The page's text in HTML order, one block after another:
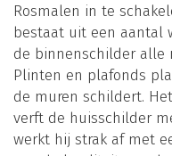
Rosmalen in te
bestaat uit een aantal
de binnenschilder alle
Plinten en plafonds
de muren schildert.
verft de huisschilder
werkt hij strak af met